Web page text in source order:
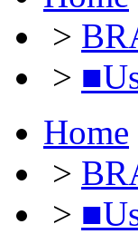
>
>
Home
>
>